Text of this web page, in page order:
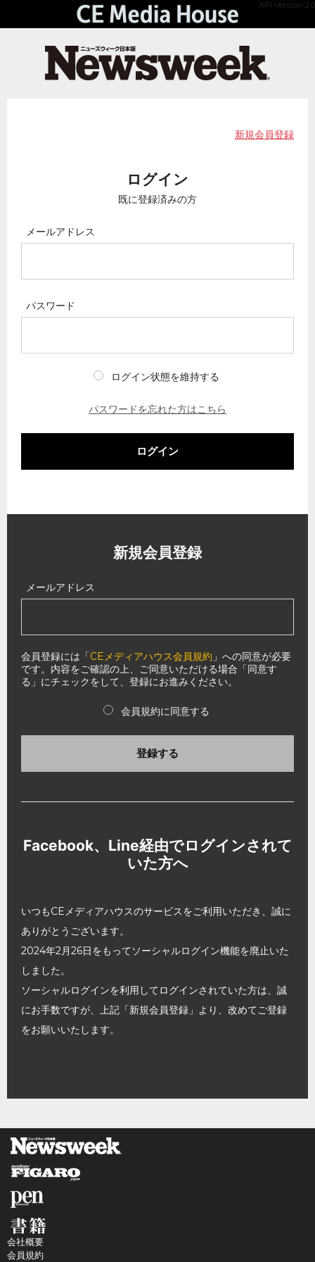
API Version 2.0
新規会員登録
ログイン
既に登録済みの方
メールアドレス
パスワード
ログイン状態を維持する
パスワードを忘れた方はこちら
ログイン
新規会員登録
メールアドレス
会員登録には「CEメディアハウス会員規約 」への同意が必要
です。内容をご確認の上、ご同意いただける場合「同意す
る」にチェックをして、登録にお進みください。
会員規約に同意する
登録する
Facebook、Line経由でログインされて
いた方へ
いつもCEメディアハウスのサービスをご利用いただき、誠に
ありがとうございます。
2024年2月26日をもってソーシャルログイン機能を廃止いた
しました。
ソーシャルログインを利用してログインされていた方は、誠
にお手数ですが、上記「新規会員登録」より、改めてご登録
をお願いいたします。
会社概要
会員規約